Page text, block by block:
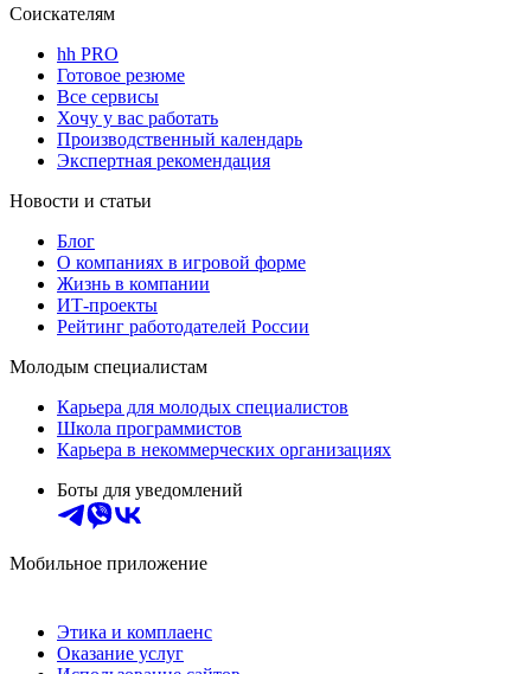
Соискателям
hh PRO
Готовое резюме
Все сервисы
Хочу у вас работать
Производственный календарь
Экспертная рекомендация
Новости и статьи
Блог
О компаниях в игровой форме
Жизнь в компании
ИТ-проекты
Рейтинг работодателей России
Молодым специалистам
Карьера для молодых специалистов
Школа программистов
Карьера в некоммерческих организациях
Боты для уведомлений
Мобильное приложение
Этика и комплаенс
Оказание услуг